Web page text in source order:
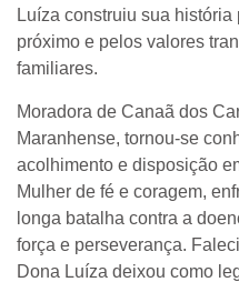
Luíza construiu sua
próximo e pelos valores
familiares.
Moradora de Canaã dos
Maranhense, tornou-se
acolhimento e disposição
Mulher de fé e coragem,
longa batalha contra a
força e perseverança.
Dona Luíza deixou como